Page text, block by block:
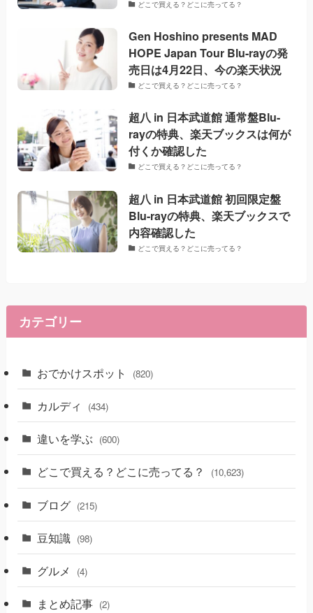
どこで買える？どこに売ってる？
Gen Hoshino presents MAD
HOPE Japan Tour Blu-rayの発
売日は4月22日、今の楽天状況
どこで買える？どこに売ってる？
超八 in 日本武道館 通常盤Blu-
rayの特典、楽天ブックスは何が
付くか確認した
どこで買える？どこに売ってる？
超八 in 日本武道館 初回限定盤
Blu-rayの特典、楽天ブックスで
内容確認した
どこで買える？どこに売ってる？
カテゴリー
おでかけスポット (820)
カルディ (434)
違いを学ぶ (600)
どこで買える？どこに売ってる？ (10,623)
ブログ (215)
豆知識 (98)
グルメ (4)
まとめ記事 (2)